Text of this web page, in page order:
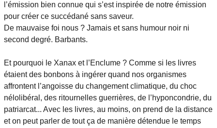
l’émission bien connue qui s’est inspirée de notre émission
pour créer ce succédané sans saveur.
De mauvaise foi nous ? Jamais et sans humour noir ni
second degré. Barbants.
Et pourquoi le Xanax et l’Enclume ? Comme si les livres
étaient des bonbons à ingérer quand nos organismes
affrontent l’angoisse du changement climatique, du choc
nélolibéral, des ritournelles guerrières, de l’hyponcondrie, du
patriarcat... Avec les livres, au moins, on prend de la distance
et on peut parler de tout ça de manière détendue le temps